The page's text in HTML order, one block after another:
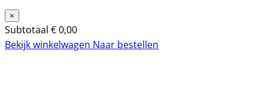
×
Subtotaal €0,00
Bekijk winkelwagen Naar bestellen